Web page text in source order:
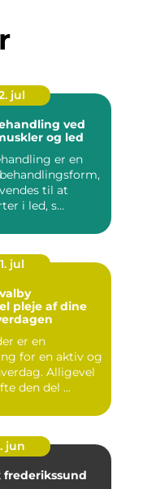
jul
ved
og led
er en
til at
i led, s...
jul
pleje af dine
er en
for en aktiv og
Alligevel
den del ...
jun